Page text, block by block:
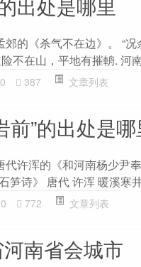
郊的《杀气不在边》。 “
不在山，平地有摧輈. 河
0 387 文章列表
前”的出处是哪
代许浑的《和河南杨少尹
笋诗》 唐代 许浑 暖溪寒
0 772 文章列表
南省会城市